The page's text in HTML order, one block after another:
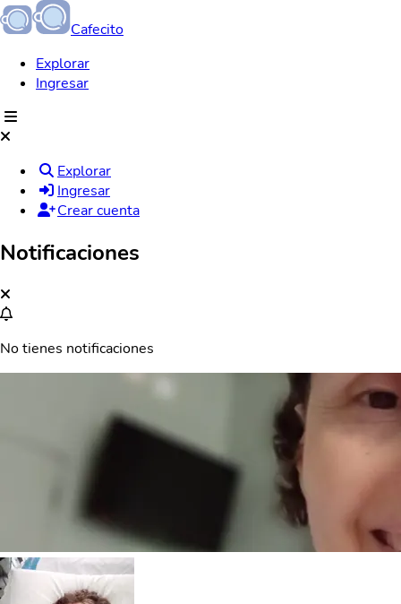
Cafecito
Explorar
Ingresar
Explorar
Ingresar
Crear cuenta
Notificaciones
No tienes notificaciones